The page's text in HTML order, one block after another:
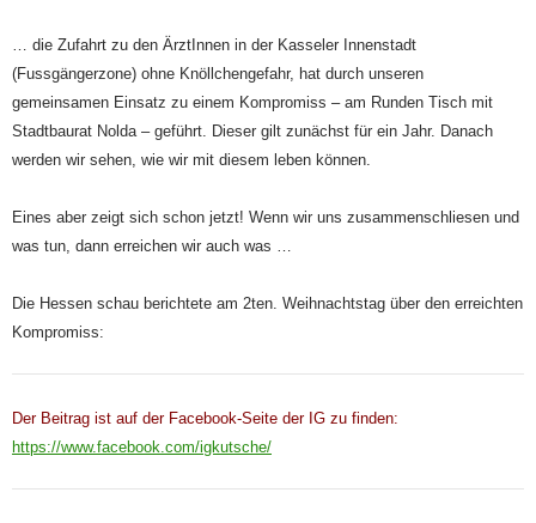
… die Zufahrt zu den ÄrztInnen in der Kasseler Innenstadt
(Fussgängerzone) ohne Knöllchengefahr, hat durch unseren
gemeinsamen Einsatz zu einem Kompromiss – am Runden Tisch mit
Stadtbaurat Nolda – geführt. Dieser gilt zunächst für ein Jahr. Danach
werden wir sehen, wie wir mit diesem leben können.
Eines aber zeigt sich schon jetzt! Wenn wir uns zusammenschliesen und
was tun, dann erreichen wir auch was …
Die Hessen schau berichtete am 2ten. Weihnachtstag über den erreichten
Kompromiss:
Der Beitrag ist auf der Facebook-Seite der IG zu finden:
https://www.facebook.com/igkutsche/